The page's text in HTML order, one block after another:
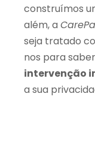
construímos
além, a
seja tratado
nos para
intervenção
a sua